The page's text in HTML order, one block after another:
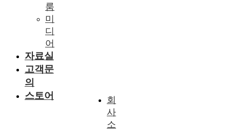
룸
미
디
어
자료실
고객문
의
스토어
회
사
소